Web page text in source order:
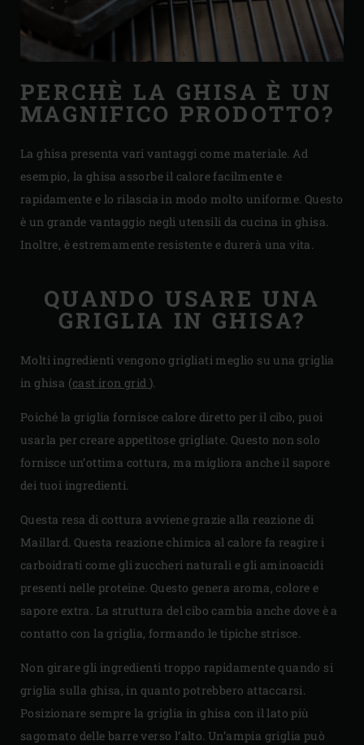
PERCHÈ LA GHISA È UN
MAGNIFICO PRODOTTO?
La ghisa presenta vari vantaggi come materiale. Ad
esempio, la ghisa assorbe il calore facilmente e
rapidamente e lo rilascia in modo molto uniforme. Questo
è un grande vantaggio negli utensili da cucina in ghisa.
Inoltre, è estremamente resistente e durerà una vita.
QUANDO USARE UNA
GRIGLIA IN GHISA?
Molti ingredienti vengono grigliati meglio su una griglia
in ghisa (cast iron grid).
Poiché la griglia fornisce calore diretto per il cibo, puoi
usarla per creare appetitose grigliate. Questo non solo
fornisce un’ottima cottura, ma migliora anche il sapore
dei tuoi ingredienti.
Questa resa di cottura avviene grazie alla reazione di
Maillard. Questa reazione chimica al calore fa reagire i
carboidrati come gli zuccheri naturali e gli aminoacidi
presenti nelle proteine. Questo genera aroma, colore e
sapore extra. La struttura del cibo cambia anche dove è a
contatto con la griglia, formando le tipiche strisce.
Non girare gli ingredienti troppo rapidamente quando si
griglia sulla ghisa, in quanto potrebbero attaccarsi.
Posizionare sempre la griglia in ghisa con il lato più
sagomato delle barre verso l’alto. Un’ampia griglia può